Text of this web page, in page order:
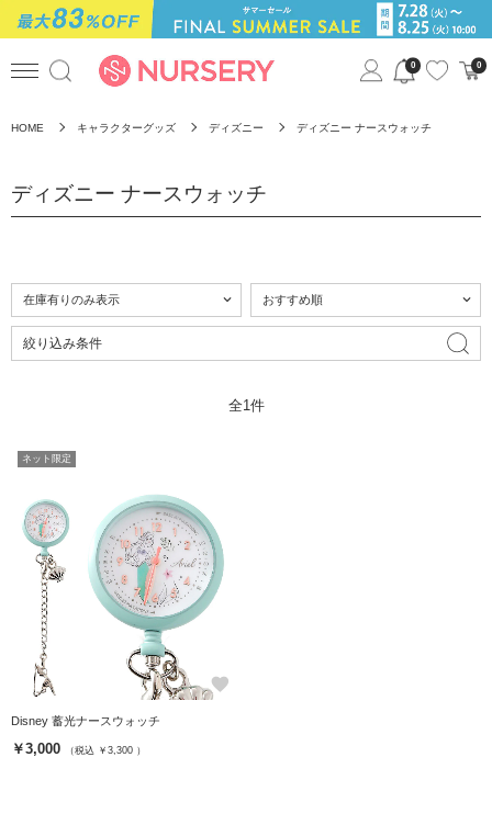
0 0
HOME キャラクターグッズ ディズニー ディズニー ナースウォッチ
ディズニー ナースウォッチ
絞り込み条件
全1件
ネット限定
favorite
Disney 蓄光ナースウォッチ
￥3,000 （税込 ￥3,300 ）